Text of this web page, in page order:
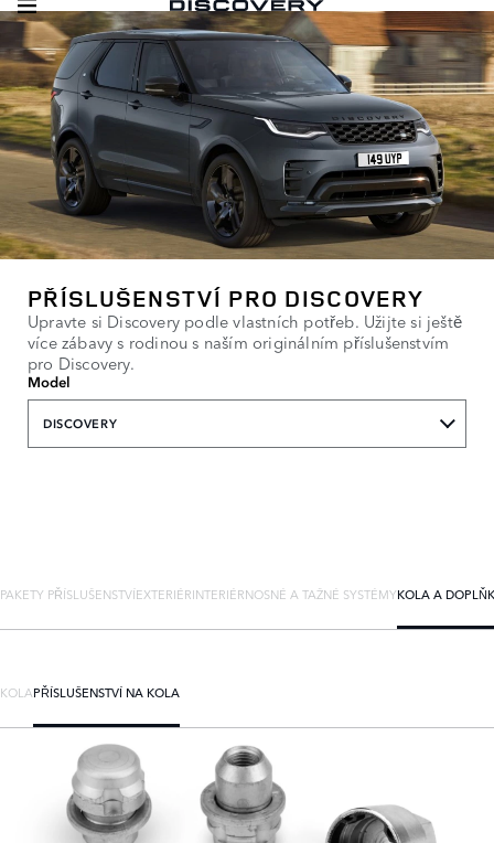
PŘÍSLUŠENSTVÍ PRO DISCOVERY
Upravte si Discovery podle vlastních potřeb. Užijte si ještě
více zábavy s rodinou s naším originálním příslušenstvím
pro Discovery.
Model
DISCOVERY
PAKETY PŘÍSLUŠENSTVÍEXTERIÉRINTERIÉRNOSNÉ A TAŽNÉ SYSTÉMYKOLA A
KOLAPŘÍSLUŠENSTVÍ NA KOLA